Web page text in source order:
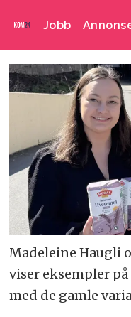
Jobb
Madeleine Haugli
viser eksempler
med de gamle